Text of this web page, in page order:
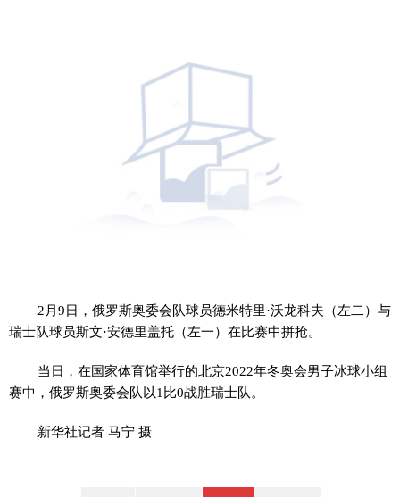
2月9日，俄罗斯奥委会队球员德米特里·沃龙科夫（左二）与
瑞士队球员斯文·安德里盖托（左一）在比赛中拼抢。
当日，在国家体育馆举行的北京2022年冬奥会男子冰球小组
赛中，俄罗斯奥委会队以1比0战胜瑞士队。
新华社记者 马宁 摄